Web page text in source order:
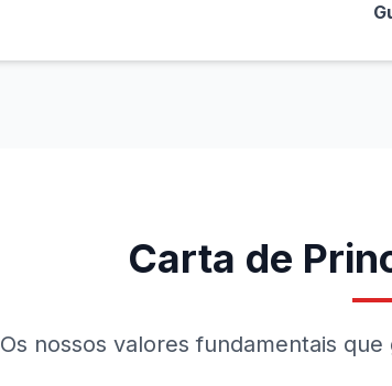
Carta de
Os nossos valores fundamentais